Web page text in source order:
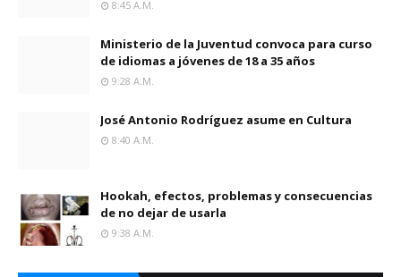
8:45 A.m.
Ministerio de la Juventud convoca para curso
de idiomas a jóvenes de 18 a 35 años
9:28 A.m.
José Antonio Rodríguez asume en Cultura
8:40 A.m.
Hookah, efectos, problemas y consecuencias
de no dejar de usarla
9:38 A.m.